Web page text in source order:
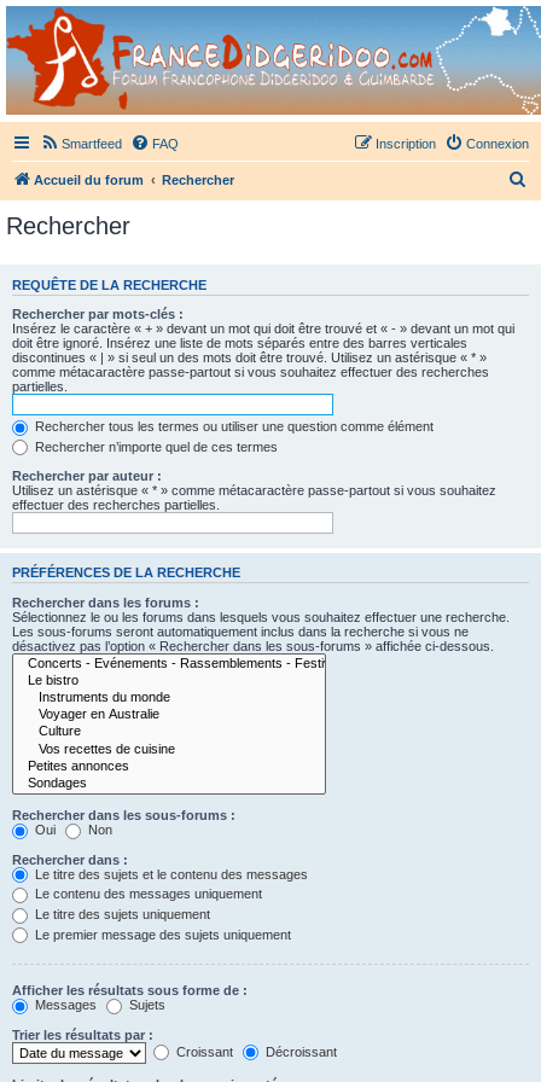
France Didgeridoo
Didgeridoo et Guimbarde sur France Didgeridoo - retrouvez la communauté.
Smartfeed FAQ Connexion
Inscription
Accueil du forum Rechercher
e
Rechercher
REQUÊTE DE LA RECHERCHE
Rechercher par mots-clés :
Insérez le caractère « + » devant un mot qui doit être trouvé et « - » devant un mot qui
doit être ignoré. Insérez une liste de mots séparés entre des barres verticales
discontinues « | » si seul un des mots doit être trouvé. Utilisez un astérisque « * »
comme métacaractère passe-partout si vous souhaitez effectuer des recherches
partielles.
Rechercher tous les termes ou utiliser une question comme élément
Rechercher n’importe quel de ces termes
Rechercher par auteur :
Utilisez un astérisque « * » comme métacaractère passe-partout si vous souhaitez
effectuer des recherches partielles.
PRÉFÉRENCES DE LA RECHERCHE
Rechercher dans les forums :
Sélectionnez le ou les forums dans lesquels vous souhaitez effectuer une recherche.
Les sous-forums seront automatiquement inclus dans la recherche si vous ne
désactivez pas l’option « Rechercher dans les sous-forums » affichée ci-dessous.
Rechercher dans les sous-forums :
Oui
Non
Rechercher dans :
Le titre des sujets et le contenu des messages
Le contenu des messages uniquement
Le titre des sujets uniquement
Le premier message des sujets uniquement
Afficher les résultats sous forme de :
Messages
Sujets
Trier les résultats par :
Croissant
Décroissant